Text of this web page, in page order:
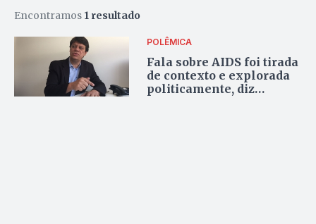
Encontramos 1 resultado
POLÊMICA
Fala sobre AIDS foi tirada
de contexto e explorada
politicamente, diz